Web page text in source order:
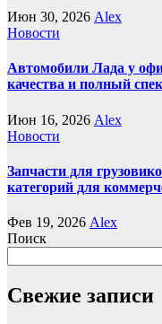
Июн 30, 2026 Alex
Новости
Автомобили Лада у
качества и полный
Июн 16, 2026 Alex
Новости
Запчасти для
категорий для
Фев 19, 2026 Alex
Поиск
Свежие записи